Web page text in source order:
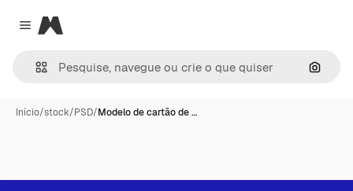
Close menu
Magnific
Início/stock/PSD/Modelo de cartão de …